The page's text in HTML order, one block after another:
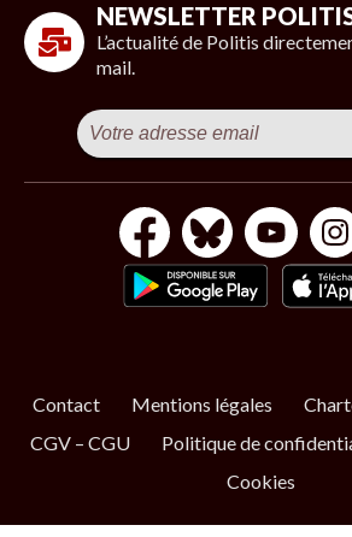
NEWSLETTER
L’actualité de Politis
mail.
Contact Mentions légales
CGV – CGU
Politique de
Cookies